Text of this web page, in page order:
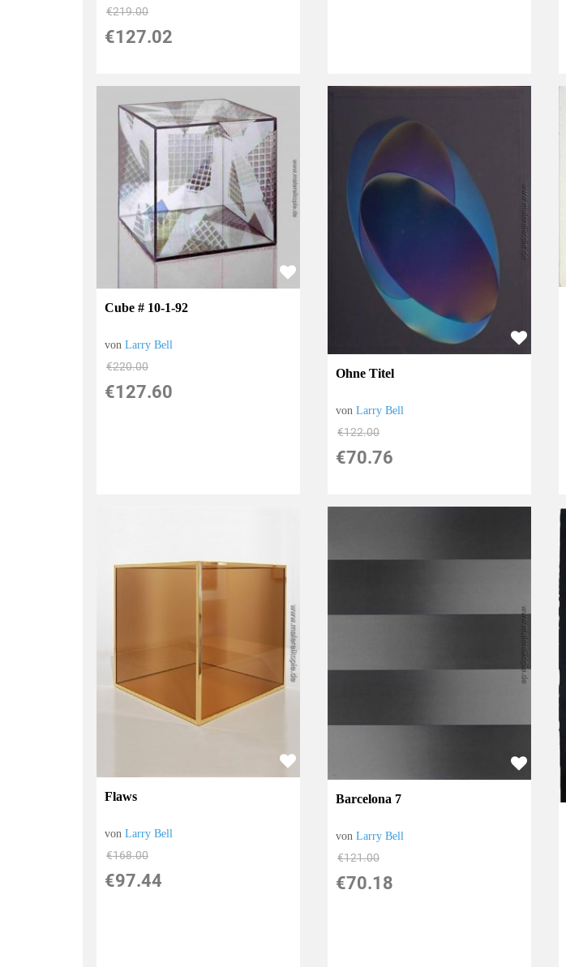
€219.00
€127.02
Cube # 10-1-92
vonLarry Bell
€220.00
€127.60
Ohne Titel
vonLarry Bell
€122.00
€70.76
Flaws
vonLarry Bell
€168.00
€97.44
Barcelona 7
vonLarry Bell
€121.00
€70.18